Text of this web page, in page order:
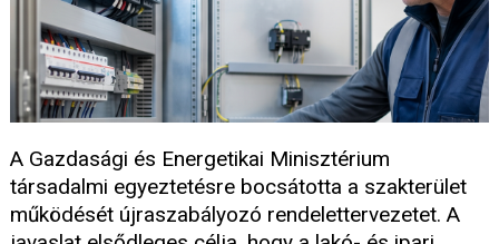
A Gazdasági és Energetikai Minisztérium
társadalmi egyeztetésre bocsátotta a szakterület
működését újraszabályozó rendelettervezetet. A